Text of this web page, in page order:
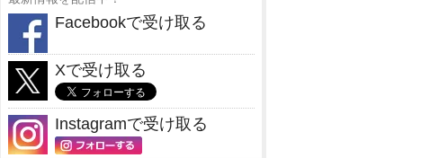
Facebookで受け取る
Xで受け取る
Instagramで受け取る